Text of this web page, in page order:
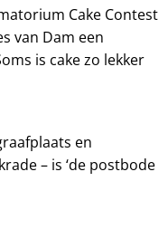
Cake Contest
van Dam een
is cake zo lekker
en
– is ‘de postbode